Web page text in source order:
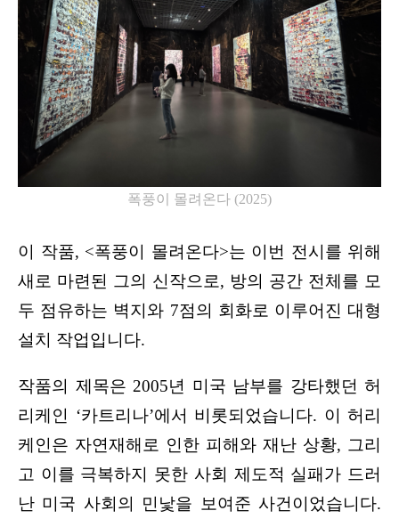
폭풍이 몰려온다 (2025)
이 작품, <폭풍이 몰려온다>는 이번 전시를 위해
새로 마련된 그의 신작으로, 방의 공간 전체를 모
두 점유하는 벽지와 7점의 회화로 이루어진 대형
설치 작업입니다.
작품의 제목은 2005년 미국 남부를 강타했던 허
리케인 ‘카트리나’에서 비롯되었습니다. 이 허리
케인은 자연재해로 인한 피해와 재난 상황, 그리
고 이를 극복하지 못한 사회 제도적 실패가 드러
난 미국 사회의 민낯을 보여준 사건이었습니다.